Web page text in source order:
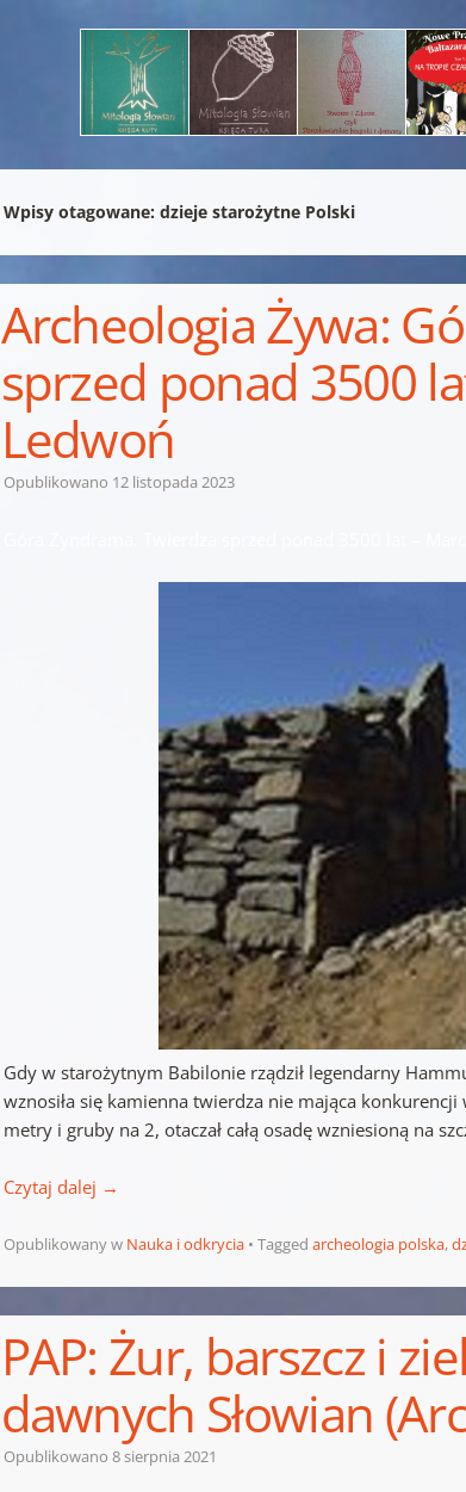
Wpisy otagowane:dzieje starożytne Polski
Archeologia Żywa:
sprzed ponad 3500
Ledwoń
Opublikowano 12 listopada 2023
Gdy w starożytnym Babilonie rządził legendarny
wznosiła się kamienna twierdza nie mająca
metry i gruby na 2, otaczał całą osadę wzniesioną na
Czytaj dalej →
Opublikowany w Nauka i odkrycia Taggedarcheologia polska,
PAP: Żur, barszcz i
dawnych Słowian
Opublikowano8 sierpnia 2021